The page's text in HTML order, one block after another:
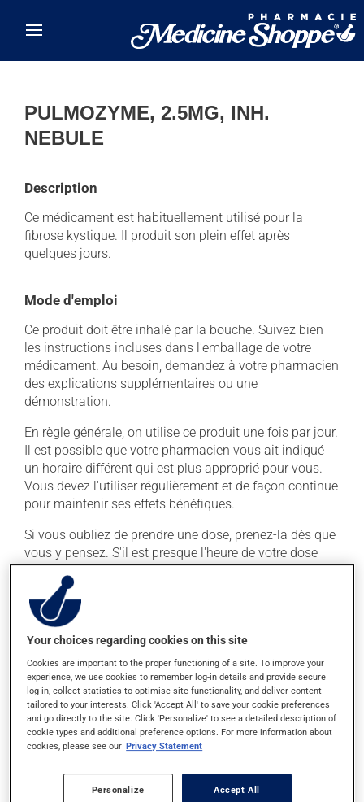
PULMOZYME, 2.5MG, INH.
NEBULE
Description
Ce médicament est habituellement utilisé pour la
fibrose kystique. Il produit son plein effet après
quelques jours.
Mode d'emploi
Ce produit doit être inhalé par la bouche. Suivez bien
les instructions incluses dans l'emballage de votre
médicament. Au besoin, demandez à votre pharmacien
des explications supplémentaires ou une
démonstration.
En règle générale, on utilise ce produit une fois par jour.
Il est possible que votre pharmacien vous ait indiqué
un horaire différent qui est plus approprié pour vous.
Vous devez l'utiliser régulièrement et de façon continue
pour maintenir ses effets bénéfiques.
Si vous oubliez de prendre une dose, prenez-la dès que
vous y pensez. S'il est presque l'heure de votre dose
suivante, laissez simplement tomber la dose oubliée.
Ne doublez pas la dose suivante pour tenter de vous
rattraper.
En plus de ses effets recherchés, ce produit peut à
l'occasion entraîner certains effets indésirables (effets
secondaires), notamment :
il peut faire apparaître des boutons et de la rougeur
il peut provoquer des maux de gorge (pharyngite);
Your choices regarding cookies on this site
Cookies are important to the proper functioning of a site. To improve your
experience, we use cookies to remember log-in details and provide secure
log-in, collect statistics to optimise site functionality, and deliver content
tailored to your interests. Click 'Accept All' to save your cookie preferences
and go directly to the site. Click 'Personalize' to see a detailed description of
cookie types and additional preference options. For more information about
cookies, please see our Privacy Statement
Personalize Accept All